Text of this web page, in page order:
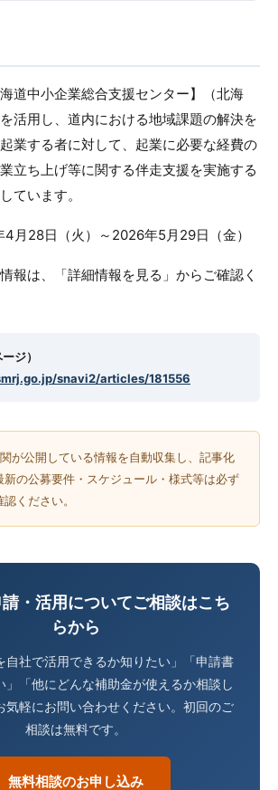
海道中小企業総合支援センター】（北海
活用し、道内における地域課題の解決を
業する者に対して、起業に必要な経費の
立ち上げ等に関する伴走支援を実施する
ています。
月28日（火）～2026年5月29日（金）
報は、「詳細情報を見る」からご確認く
ジ）
snavi2/articles/181556
が公開している情報を自動収集し、記事化
新の公募要件・スケジュール・様式等は必ず
ください。
・活用についてご相談はこち
らから
自社で活用できるか知りたい」「申請書
」「他にどんな補助金が使えるか相談し
気軽にお問い合わせください。初回のご
相談は無料です。
無料相談のお申し込み